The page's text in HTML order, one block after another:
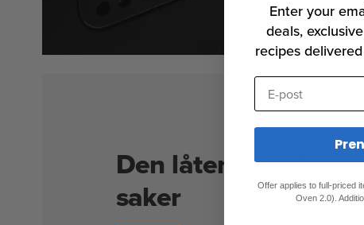
Den låter dig göra
saker
Enter your
deals,
recipes
E-post
Offer applies to full-priced
Oven 2.0).